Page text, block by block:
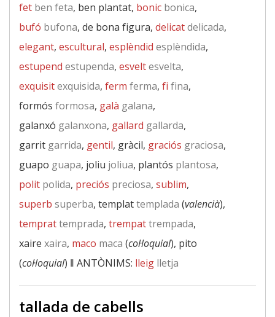
fet ben feta, ben plantat, bonic bonica,
bufó bufona, de bona figura, delicatdelicada,
elegant, escultural, esplèndid esplèndida,
estupend estupenda, esveltesvelta,
exquisitexquisida, ferm ferma, fi fina,
formós formosa, galà galana,
galanxó galanxona, gallard gallarda,
garrit garrida, gentil, gràcil, graciós graciosa,
guapo guapa, joliu joliua, plantós plantosa,
polit polida, preciós preciosa, sublim,
superb superba, templattemplada (valencià),
temprattemprada, trempattrempada,
xaire xaira, maco maca (col·loquial), pito
(col·loquial) ‖ ANTÒNIMS: lleig lletja
tallada de cabells